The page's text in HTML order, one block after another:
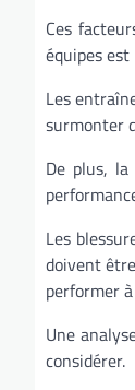
Ces
équipes
Les
surmonter
De plus,
Les
doivent
performer
Une
considérer.